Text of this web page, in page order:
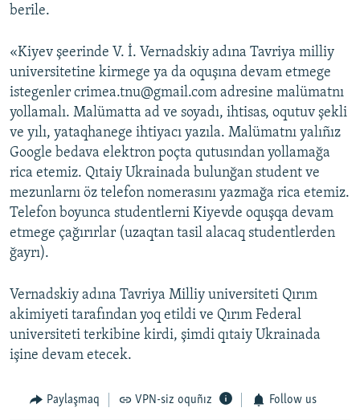
berile.
«Kiyev şeerinde V. İ. Vernadskiy adına Tavriya milliy
universitetine kirmege ya da oquşına devam etmege
istegenler crimea.tnu@gmail.com adresine malümatnı
yollamalı. Malümatta ad ve soyadı, ihtisas, oqutuv şekli
ve yılı, yataqhanege ihtiyacı yazıla. Malümatnı yalıñız
Google bedava elektron poçta qutusından yollamağa
rica etemiz. Qıtaiy Ukrainada bulunğan student ve
mezunlarnı öz telefon nomerasını yazmağa rica etemiz.
Telefon boyunca studentlerni Kiyevde oquşqa devam
etmege çağırırlar (uzaqtan tasil alacaq studentlerden
ğayrı).
Vernadskiy adına Tavriya Milliy universiteti Qırım
akimiyeti tarafından yoq etildi ve Qırım Federal
universiteti terkibine kirdi, şimdi qıtaiy Ukrainada
işine devam etecek.
Paylaşmaq VPN-siz oquñız Follow us